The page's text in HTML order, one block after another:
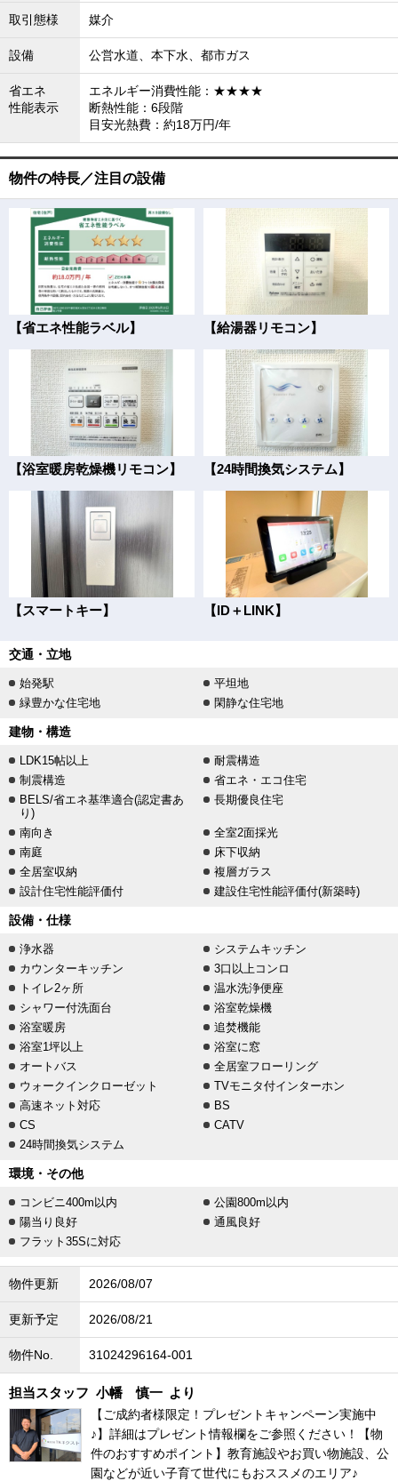
取引態様 媒介
設備 公営水道、本下水、都市ガス
省エネ
性能表示
エネルギー消費性能：★★★★
断熱性能：6段階
目安光熱費：約18万円/年
物件の特長／注目の設備
【省エネ性能ラベル】 【給湯器リモコン】
【浴室暖房乾燥機リモコン】 【24時間換気システム】
【スマートキー】 【ID＋LINK】
交通・立地
始発駅
平坦地
緑豊かな住宅地
閑静な住宅地
建物・構造
LDK15帖以上
耐震構造
制震構造
省エネ・エコ住宅
BELS/省エネ基準適合(認定書あ
り)
長期優良住宅
南向き
全室2面採光
南庭
床下収納
全居室収納
複層ガラス
設計住宅性能評価付
建設住宅性能評価付(新築時)
設備・仕様
浄水器
システムキッチン
カウンターキッチン
3口以上コンロ
トイレ2ヶ所
温水洗浄便座
シャワー付洗面台
浴室乾燥機
浴室暖房
追焚機能
浴室1坪以上
浴室に窓
オートバス
全居室フローリング
ウォークインクローゼット
TVモニタ付インターホン
高速ネット対応
BS
CS
CATV
24時間換気システム
環境・その他
コンビニ400m以内
公園800m以内
陽当り良好
通風良好
フラット35Sに対応
物件更新 2026/08/07
更新予定 2026/08/21
物件No. 31024296164-001
担当スタッフ 小幡 慎一 より
【ご成約者様限定！プレゼントキャンペーン実施中
♪】詳細はプレゼント情報欄をご参照ください！【物
件のおすすめポイント】教育施設やお買い物施設、公
園などが近い子育て世代にもおススメのエリア♪